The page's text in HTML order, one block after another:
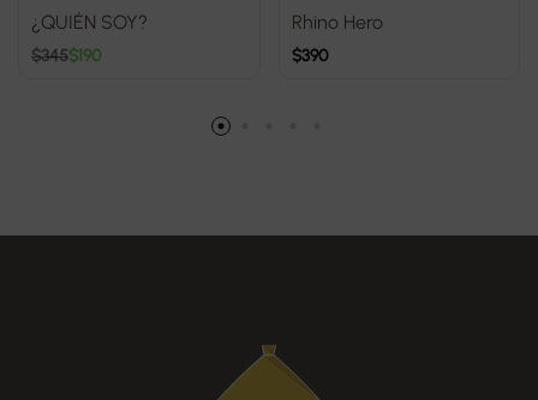
¿QUIÉN SOY?
$345$190
Rhino Hero
$390